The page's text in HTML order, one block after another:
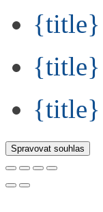
{title}
{title}
{title}
Spravovat souhlas